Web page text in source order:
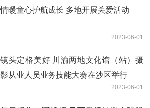
情暖童心护航成长 多地开展关爱活动
2023-06-01
镜头定格美好 川渝两地文化馆（站）摄
影从业人员业务技能大赛在沙区举行
2023-06-01